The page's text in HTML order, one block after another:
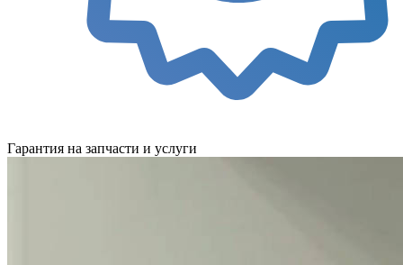
Гарантия на запчасти и услуги